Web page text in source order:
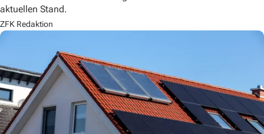
aktuellen Stand.
ZFK Redaktion